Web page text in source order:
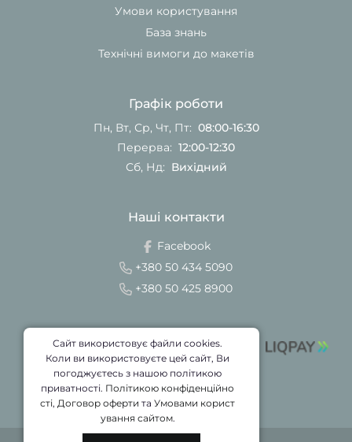
Умови користування
База знань
Технічні вимоги до макетів
Графік роботи
Пн, Вт, Ср, Чт, Пт: 08:00-16:30
Перерва: 12:00-12:30
Сб, Нд: Вихідний
Наші контакти
Facebook
+380 50 434 5090
+380 50 425 8900
Сайт використовує файли cookies.
Коли ви використовуєте цей сайт, Ви
погоджуєтесь з нашою політикою
приватності. Політикою конфіденційно
сті, Договор оферти та Умовами корист
ування сайтом.